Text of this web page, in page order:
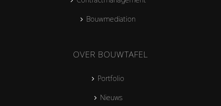
Bouwmediation
OVER BOUWTAFEL
Portfolio
Nieuws